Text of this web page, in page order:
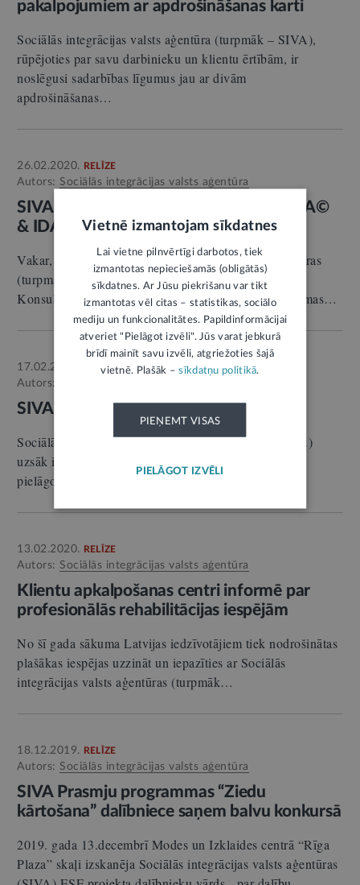
pakalpojumiem ar apdrošināšanas karti
Sociālās integrācijas valsts aģentūra (turpmāk – SIVA),
rūpējoties par savu darbinieku un klientu ērtībām, ir
noslēgusi sadarbības līgumus jau ar divām
apdrošināšanas…
26.02.2020. RELĪZE
Autors: Sociālās integrācijas valsts aģentūra
SIVA Konsultatīvā padome testē MELBA©
& IDA©
Vakar, 25.februārī, Sociālās integrācijas valsts aģentūras
(turpmāk – SIVA) Koledžas telpās viesojās iestādes
Konsultatīvās padomes locekļi, kuru vidū ir LR Saeimas…
17.02.2020. RELĪZE
Autors:
SIVA uzsāk izmēģinājuma projektu
Sociālās integrācijas valsts aģentūra (turpmāk – SIVA)
uzsāk izmēģinājuma projektu – transportlīdzekļa
pielāgošanas veikšana ārpakalpojumā.
13.02.2020. RELĪZE
Autors: Sociālās integrācijas valsts aģentūra
Klientu apkalpošanas centri informē par
profesionālās rehabilitācijas iespējām
No šī gada sākuma Latvijas iedzīvotājiem tiek nodrošinātas
plašākas iespējas uzzināt un iepazīties ar Sociālās
integrācijas valsts aģentūras (turpmāk…
18.12.2019. RELĪZE
Autors: Sociālās integrācijas valsts aģentūra
SIVA Prasmju programmas “Ziedu
kārtošana” dalībniece saņem balvu konkursā
2019. gada 13.decembrī Modes un Izklaides centrā “Rīga
Plaza” skaļi izskanēja Sociālās integrācijas valsts aģentūras
Vietnē izmantojam sīkdatnes
Lai vietne pilnvērtīgi darbotos, tiek
izmantotas nepieciešamās (obligātās)
sīkdatnes. Ar Jūsu piekrišanu var tikt
izmantotas vēl citas – statistikas, sociālo
mediju un funkcionalitātes. Papildinformācijai
atveriet "Pielāgot izvēli". Jūs varat jebkurā
brīdī mainīt savu izvēli, atgriežoties šajā
vietnē. Plašāk –sīkdatņu politikā.
PIEŅEMT VISAS
PIELĀGOT IZVĒLI